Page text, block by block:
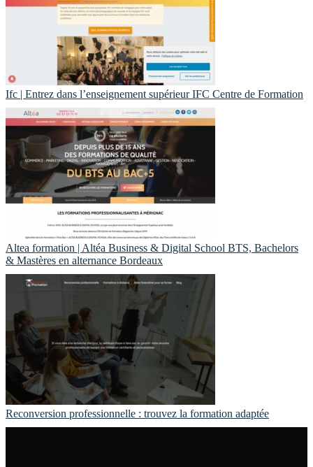
Ifc | Entrez dans l’en­seig­ne­ment supérieur IFC Centre de Formation
Altea formation | Altéa Business & Digital School BTS, Bachelors
& Mastères en alternance Bordeaux
Reconversion professionnelle : trouvez la formation adaptée